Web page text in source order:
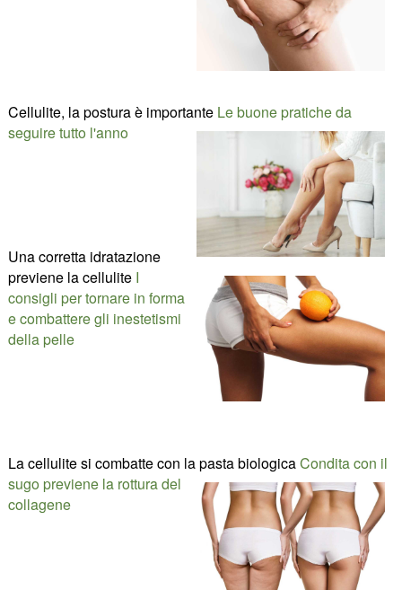
Cellulite, la postura è importante Le buone pratiche da
seguire tutto l'anno
Una corretta idratazione
previene la cellulite I
consigli per tornare in forma
e combattere gli inestetismi
della pelle
La cellulite si combatte con la pasta biologicaCondita con il
sugo previene la rottura del
collagene